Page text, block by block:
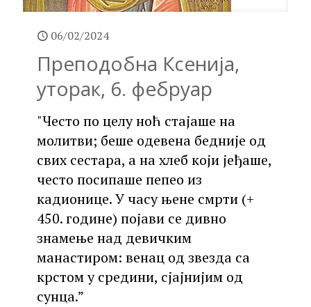
06/02/2024
Преподобна Ксенија,
уторак, 6. фебруар
"Често по целу ноћ стајаше на
молитви; беше одевена бедније од
свих сестара, а на хлеб који јеђаше,
често посипаше пепео из
кадионице. У часу њене смрти (+
450. године) појави се дивно
знамење над девичким
манастиром: венац од звезда са
крстом у средини, сјајнијим од
сунца.”